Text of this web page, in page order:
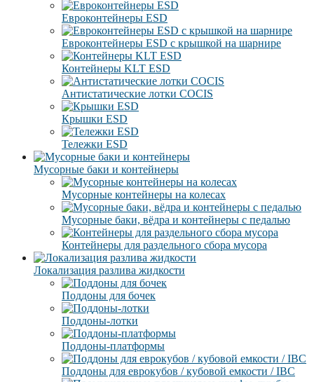
Eвроконтейнеры ЕSD
Евроконтейнеры ESD с крышкой на шарнире
Контейнеры KLT ESD
Антистатические лотки COCIS
Крышки ESD
Тележки ESD
Мусорные баки и контейнеры
Мусорные контейнеры на колесах
Мусорные баки, вёдра и контейнеры с педалью
Контейнеры для раздельного сбора мусора
Локализация разлива жидкости
Поддоны для бочек
Поддоны-лотки
Поддоны-платформы
Поддоны для еврокубов / кубовой емкости / IBC